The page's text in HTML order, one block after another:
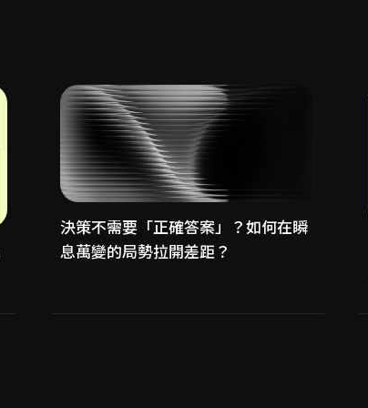
決策不需要「正確答案」？如何在瞬
息萬變的局勢拉開差距？